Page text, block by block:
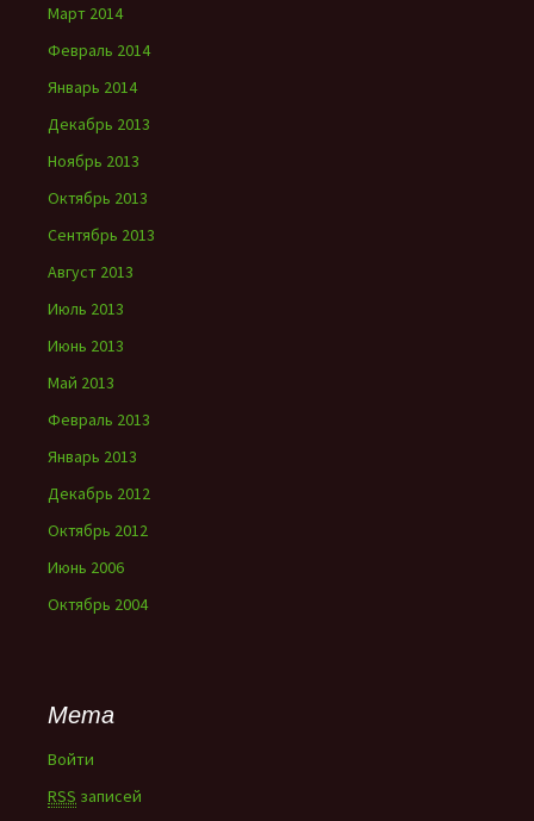
Март 2014
Февраль 2014
Январь 2014
Декабрь 2013
Ноябрь 2013
Октябрь 2013
Сентябрь 2013
Август 2013
Июль 2013
Июнь 2013
Май 2013
Февраль 2013
Январь 2013
Декабрь 2012
Октябрь 2012
Июнь 2006
Октябрь 2004
Мета
Войти
RSS записей